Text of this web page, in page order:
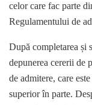
celor care fac parte
Regulamentului de
După completarea și
depunerea cererii de
de admitere, care
superior în parte.